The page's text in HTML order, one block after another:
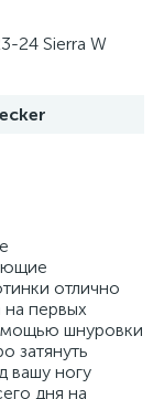
24 Sierra W
отлично
первых
шнуровки
затянуть
вашу ногу
дня на